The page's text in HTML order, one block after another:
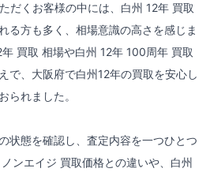
だくお客様の中には、白州 12年 買取
る方も多く、相場意識の高さを感じま
買取 相場や白州 12年 100周年 買取
で、大阪府で白州12年の買取を安心し
られました。
状態を確認し、査定内容を一つひとつ
ンエイジ 買取価格との違いや、白州